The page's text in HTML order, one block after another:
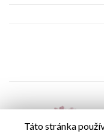
Táto stránka